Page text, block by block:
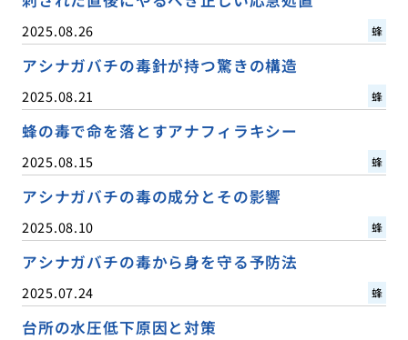
2025.08.26 蜂
アシナガバチの毒針が持つ驚きの構造
2025.08.21 蜂
蜂の毒で命を落とすアナフィラキシー
2025.08.15 蜂
アシナガバチの毒の成分とその影響
2025.08.10 蜂
アシナガバチの毒から身を守る予防法
2025.07.24 蜂
台所の水圧低下原因と対策